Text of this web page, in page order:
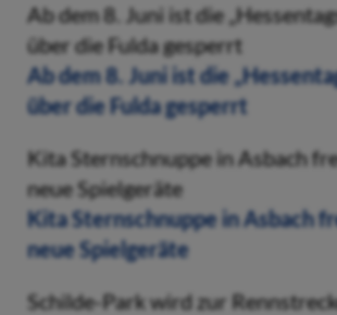
Ab dem 8. Juni ist die
über die Fulda gesperrt
Ab dem 8. Juni ist die
über die Fulda gesperrt
Kita Sternschnuppe in Asbach
neue Spielgeräte
Kita Sternschnuppe in Asbach
neue Spielgeräte
Schilde-Park wird zur